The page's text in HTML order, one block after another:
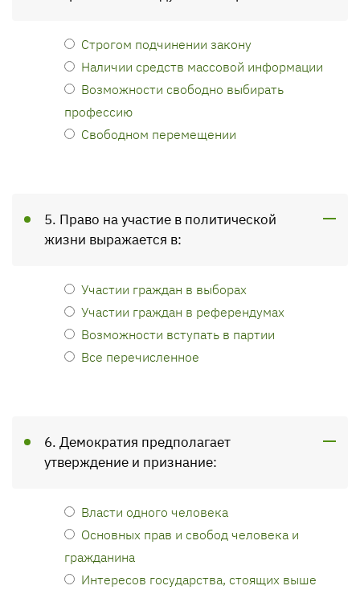
Строгом подчинении закону
Наличии средств массовой информации
Возможности свободно выбирать
профессию
Свободном перемещении
5. Право на участие в политической
жизни выражается в:
Участии граждан в выборах
Участии граждан в референдумах
Возможности вступать в партии
Все перечисленное
6. Демократия предполагает
утверждение и признание:
Власти одного человека
Основных прав и свобод человека и
гражданина
Интересов государства, стоящих выше